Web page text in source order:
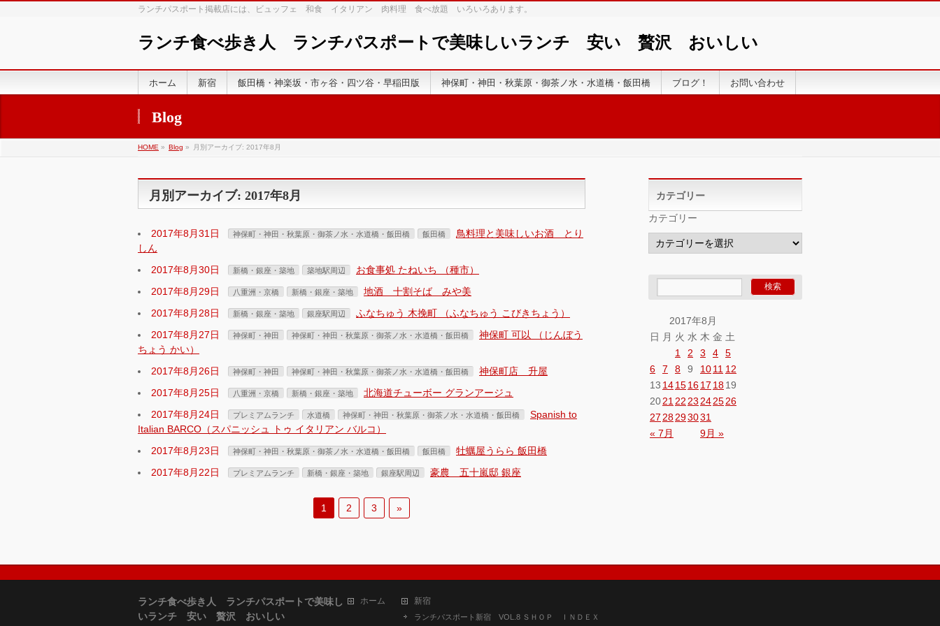
ランチパスポート掲載店には、ビュッフェ 和食 イタリアン 肉料理 食べ放題 いろいろあります。
ランチ食べ歩き人 ランチパスポートで美味しいランチ 安い 贅沢 おいしい
ホーム 新宿 飯田橋・神楽坂・市ヶ谷・四ツ谷・早稲田版 神保町・神田・秋葉原・御茶ノ水・水道橋・飯田橋 ブログ！ お問い合わせ
Blog
HOME » Blog » 月別アーカイブ: 2017年8月
月別アーカイブ: 2017年8月
2017年8月31日 神保町・神田・秋葉原・御茶ノ水・水道橋・飯田橋 飯田橋
鳥料理と美味しいお酒 とり
しん
2017年8月30日
新橋・銀座・築地 築地駅周辺
お食事処 たねいち （種市）
2017年8月29日
八重洲・京橋 新橋・銀座・築地
地酒 十割そば みや美
2017年8月28日
新橋・銀座・築地 銀座駅周辺
ふなちゅう 木挽町 （ふなちゅう こびきちょう）
2017年8月27日
神保町・神田 神保町・神田・秋葉原・御茶ノ水・水道橋・飯田橋
神保町 可以 （じんぼう
ちょう かい）
2017年8月26日
神保町・神田 神保町・神田・秋葉原・御茶ノ水・水道橋・飯田橋
神保町店 升屋
2017年8月25日
八重洲・京橋 新橋・銀座・築地
北海道チューボー グランアージュ
2017年8月24日
プレミアムランチ 水道橋 神保町・神田・秋葉原・御茶ノ水・水道橋・飯田橋
Spanish to
Italian BARCO（スパニッシュ トゥ イタリアン バルコ）
2017年8月23日
神保町・神田・秋葉原・御茶ノ水・水道橋・飯田橋 飯田橋
牡蠣屋うらら 飯田橋
2017年8月22日
プレミアムランチ 新橋・銀座・築地 銀座駅周辺 豪農 五十嵐邸 銀座
1 2 3 »
カテゴリー
カテゴリー
2017年8月
日 月 火 水 木 金 土
« 7月 9月 »
1 2 3 4
5
6
7 8 9 1011 12
13 14151617 1819
2021 22 23 242526
27 28293031
ランチ食べ歩き人 ランチパスポートで美味し
いランチ 安い 贅沢 おいしい
ホーム 新宿
ランチパスポート新宿 VOL.8 ＳＨＯＰ ＩＮＤＥＸ